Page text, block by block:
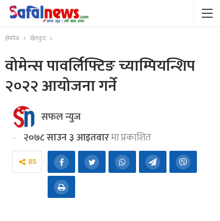
होमपेज खेलकुद
वोमेन्स पावर्लिफ्टिङ च्याम्पियन्शिप
२०२२ आयोजना गर्ने
सफल न्युज
२०७८ साउन ३ आइतवारमा प्रकाशित
85